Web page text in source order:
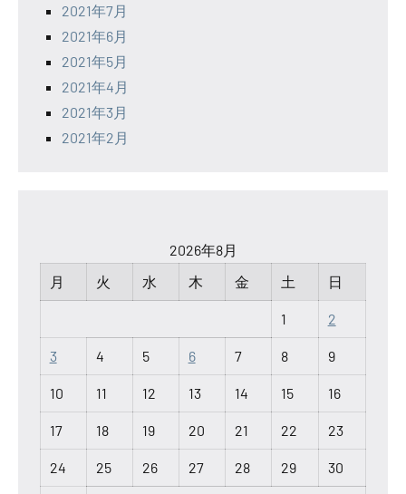
2021年7月
2021年6月
2021年5月
2021年4月
2021年3月
2021年2月
2026年8月
月
火 水 木 金 土 日
1 2
3 4 5 6 7 8 9
10 11 12 13 14 15 16
17 18 19 20 21 22 23
24 25 26 27 28 29 30